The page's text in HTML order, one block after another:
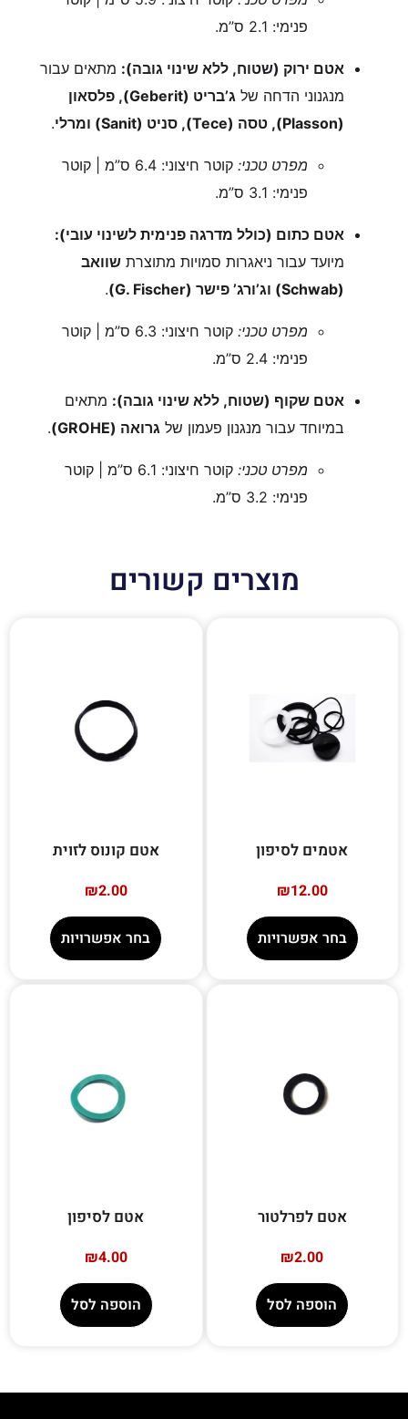
פנימי: 2.1 ס”מ.
אטם ירוק (שטוח, ללא שינוי גובה): מתאים עבור
מנגנוני הדחה של
ג’בריט (Geberit), פלסאון
(Plasson), טסה (Tece), סניט (Sanit) ומרלי
.
מפרט טכני:
קוטר חיצוני: 6.4 ס”מ | קוטר
פנימי: 3.1 ס”מ.
אטם כתום (כולל מדרגה פנימית לשינוי עובי):
מיועד עבור ניאגרות סמויות מתוצרת שוואב
(Schwab) וג’ורג’ פישר (G. Fischer)
.
מפרט טכני:
קוטר חיצוני: 6.3 ס”מ | קוטר
פנימי: 2.4 ס”מ.
אטם שקוף (שטוח, ללא שינוי גובה): מתאים
במיוחד עבור מנגנון פעמון של גרואה (GROHE) .
מפרט טכני:
קוטר חיצוני: 6.1 ס”מ | קוטר
פנימי: 3.2 ס”מ.
מוצרים קשורים
אטמים לסיפון
₪12.00
בחר אפשרויות
אטם קונוס לזוית
₪2.00
בחר אפשרויות
אטם לפרלטור
₪2.00
הוספה לסל
אטם לסיפון
₪4.00
הוספה לסל